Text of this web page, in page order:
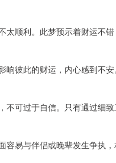
顺利。此梦预示着财运不
彼此的财运，内心感到不
可过于自信。只有通过细
易与伴侣或晚辈发生争执，